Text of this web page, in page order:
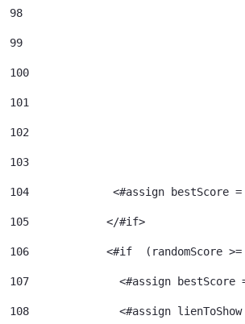
98
99
100
101
102
103
104
<#assign bestScore
105
            </#if>
106
<#if  (randomScore
107
<#assign bestScore
108
<#assign lienToShow